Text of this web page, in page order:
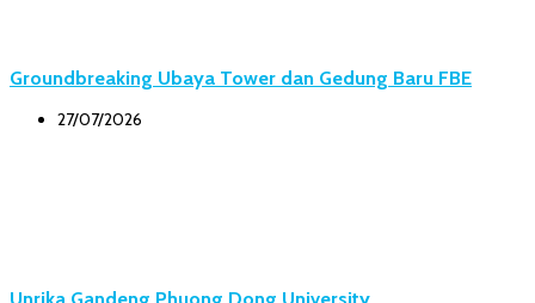
Groundbreaking Ubaya Tower dan Gedung Baru FBE
27/07/2026
Unrika Gandeng Phuong Dong University